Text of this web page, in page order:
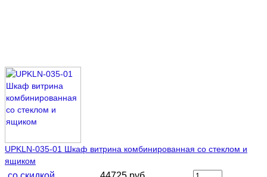
UPKLN-035-01 Шкaф витрина комбинированная со стеклом и
ящиком